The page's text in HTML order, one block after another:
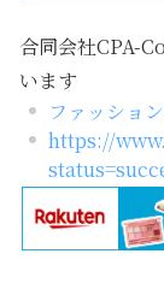
合同会社CPA-
います
ファッショ
https://